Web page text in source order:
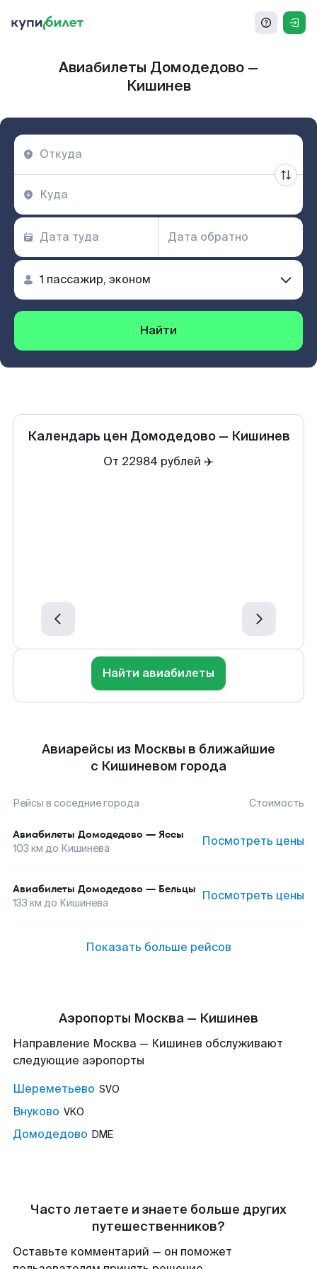
Авиабилеты Домодедово —
Кишинев
Найти
Календарь цен Домодедово— Кишинев
От 22984 рублей ✈️
Найти авиабилеты
Авиарейсы из Москвы в ближайшие
с Кишиневом города
Рейсы в соседние города Стоимость
Авиабилеты Домодедово — Яссы
103 км до Кишинева Посмотреть цены
Авиабилеты Домодедово — Бельцы
133 км до Кишинева Посмотреть цены
Показать больше рейсов
Аэропорты Москва — Кишинев
Направление Москва — Кишинев обслуживают
следующие аэропорты
Шереметьево SVO
Внуково VKO
Домодедово DME
Часто летаете и знаете больше других
путешественников?
Оставьте комментарий — он поможет